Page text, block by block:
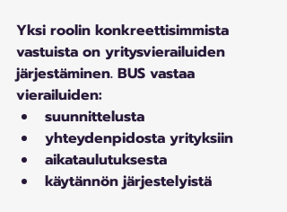
Yksi roolin konkreettisimmista
vastuista on yritysvierailuiden
järjestäminen. BUS vastaa
vierailuiden:
suunnittelusta
yhteydenpidosta yrityksiin
aikataulutuksesta
käytännön järjestelyistä